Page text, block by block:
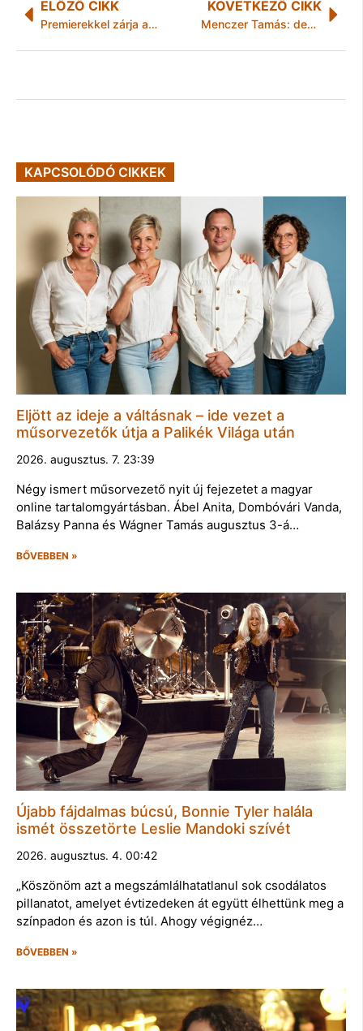
ELŐZŐ CIKK
Premierekkel zárja az évadot a Nemzeti Táncszínház
KÖVETKEZŐ CIKK
Menczer Tamás: december 15-én adják át az M1-es autópálya pátyi lehajtóját
KAPCSOLÓDÓ CIKKEK
Eljött az ideje a váltásnak – ide vezet a
műsorvezetők útja a Palikék Világa után
2026. augusztus. 7. 23:39
Négy ismert műsorvezető nyit új fejezetet a magyar
online tartalomgyártásban. Ábel Anita, Dombóvári Vanda,
Balázsy Panna és Wágner Tamás augusztus 3-á…
BŐVEBBEN »
Újabb fájdalmas búcsú, Bonnie Tyler halála
ismét összetörte Leslie Mandoki szívét
2026. augusztus. 4. 00:42
„Köszönöm azt a megszámlálhatatlanul sok csodálatos
pillanatot, amelyet évtizedeken át együtt élhettünk meg a
színpadon és azon is túl. Ahogy végignéz…
BŐVEBBEN »